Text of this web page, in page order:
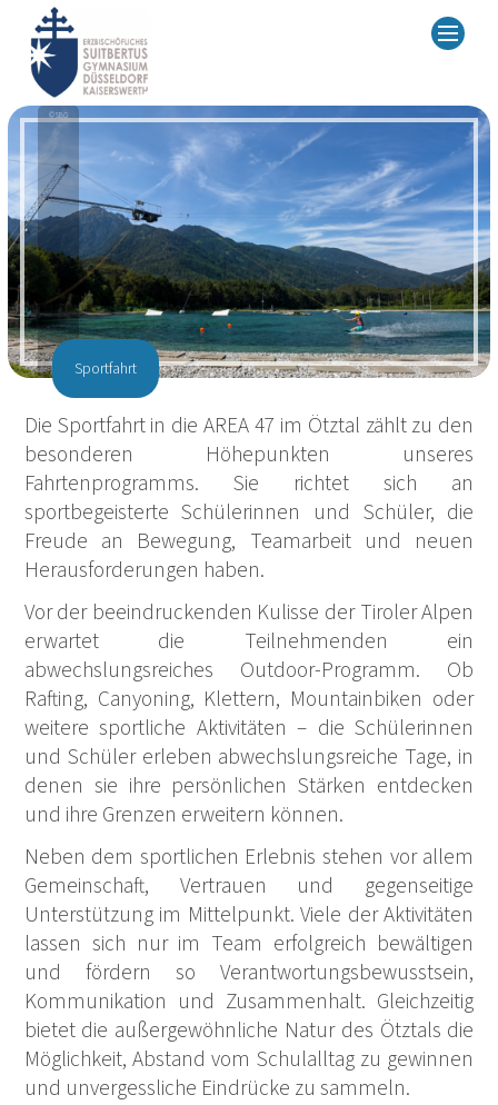
© SBG
Sportfahrt
Die Sportfahrt in die AREA 47 im Ötztal zählt zu den
besonderen Höhepunkten unseres
Fahrtenprogramms. Sie richtet sich an
sportbegeisterte Schülerinnen und Schüler, die
Freude an Bewegung, Teamarbeit und neuen
Herausforderungen haben.
Vor der beeindruckenden Kulisse der Tiroler Alpen
erwartet die Teilnehmenden ein
abwechslungsreiches Outdoor-Programm. Ob
Rafting, Canyoning, Klettern, Mountainbiken oder
weitere sportliche Aktivitäten – die Schülerinnen
und Schüler erleben abwechslungsreiche Tage, in
denen sie ihre persönlichen Stärken entdecken
und ihre Grenzen erweitern können.
Neben dem sportlichen Erlebnis stehen vor allem
Gemeinschaft, Vertrauen und gegenseitige
Unterstützung im Mittelpunkt. Viele der Aktivitäten
lassen sich nur im Team erfolgreich bewältigen
und fördern so Verantwortungsbewusstsein,
Kommunikation und Zusammenhalt. Gleichzeitig
bietet die außergewöhnliche Natur des Ötztals die
Möglichkeit, Abstand vom Schulalltag zu gewinnen
und unvergessliche Eindrücke zu sammeln.